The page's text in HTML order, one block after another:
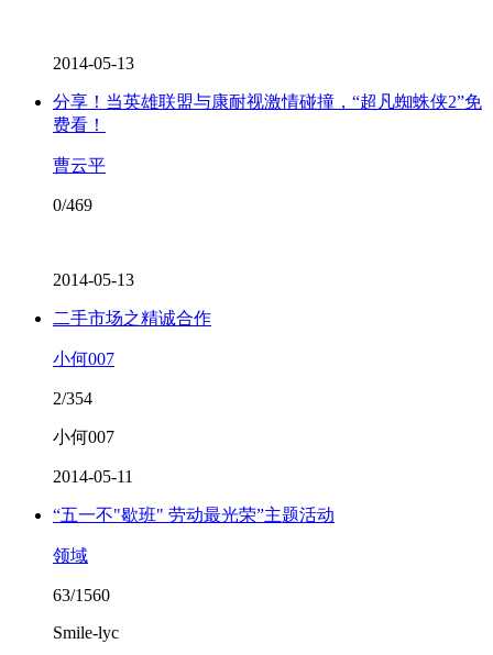
2014-05-13
分享！当英雄联盟与康耐视激情碰撞，“超凡蜘蛛侠2”免
费看！
曹云平
0/469
2014-05-13
二手市场之精诚合作
小何007
2/354
小何007
2014-05-11
“五一不"歇班" 劳动最光荣”主题活动
领域
63/1560
Smile-lyc